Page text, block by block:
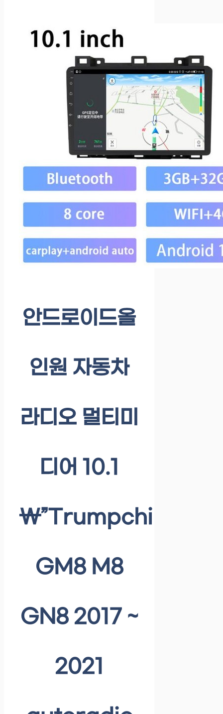
안드로이드올
인원 자동차
라디오 멀티미
디어 10.1
\”Trumpchi
GM8 M8
GN8 2017 ~
2021